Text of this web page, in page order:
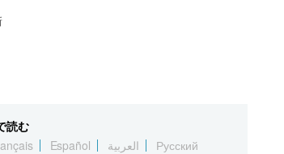
読む
Español العربية Русский